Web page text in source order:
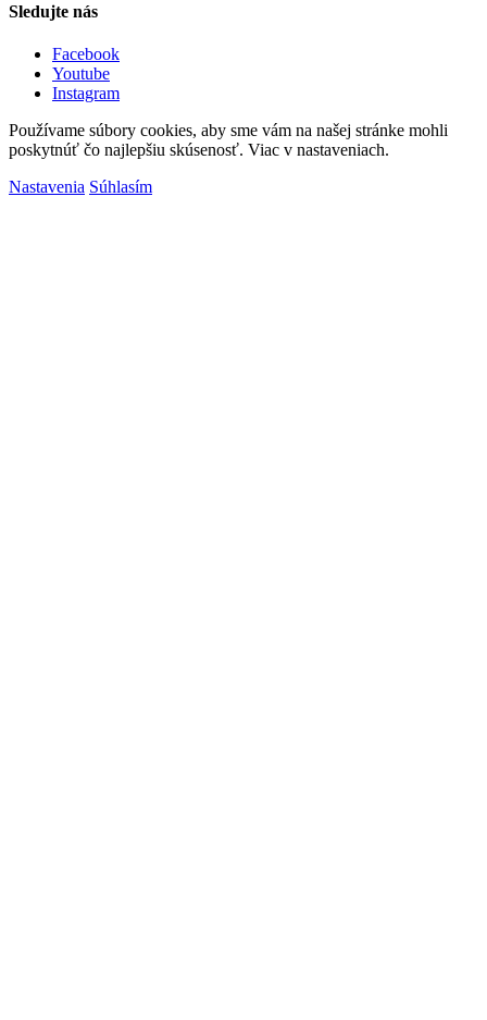
Sledujte nás
Facebook
Youtube
Instagram
Používame súbory cookies, aby sme vám na našej stránke mohli
poskytnúť čo najlepšiu skúsenosť. Viac v nastaveniach.
Nastavenia Súhlasím